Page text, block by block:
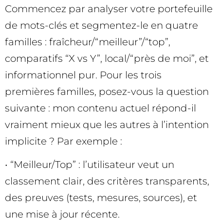
Commencez par analyser votre portefeuille
de mots-clés et segmentez-le en quatre
familles : fraîcheur/“meilleur”/“top”,
comparatifs “X vs Y”, local/“près de moi”, et
informationnel pur. Pour les trois
premières familles, posez-vous la question
suivante : mon contenu actuel répond-il
vraiment mieux que les autres à l’intention
implicite ? Par exemple :
• “Meilleur/Top” : l’utilisateur veut un
classement clair, des critères transparents,
des preuves (tests, mesures, sources), et
une mise à jour récente.